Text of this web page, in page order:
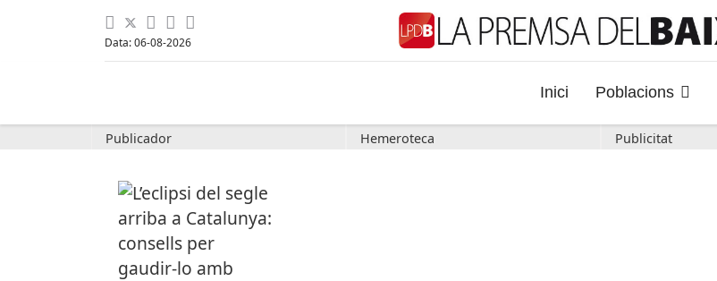
Data: 06-08-2026
Inici Poblacions
Publicador Hemeroteca Publicitat